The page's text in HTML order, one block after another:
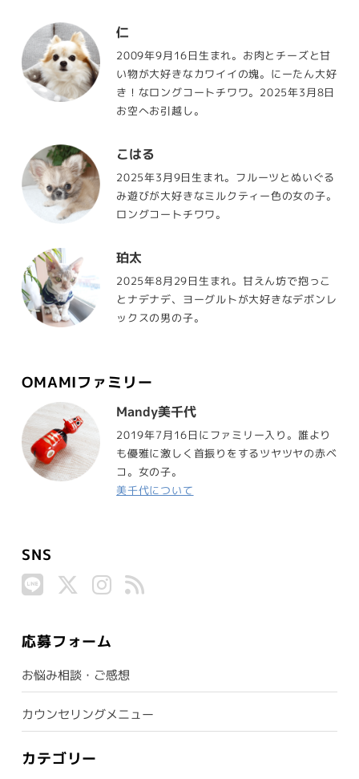
仁
2009年9月16日生まれ。お肉とチーズと甘
い物が大好きなカワイイの塊。にーたん大好
き！なロングコートチワワ。2025年3月8日
お空へお引越し。
こはる
2025年3月9日生まれ。フルーツとぬいぐる
み遊びが大好きなミルクティー色の女の子。
ロングコートチワワ。
珀太
2025年8月29日生まれ。甘えん坊で抱っこ
とナデナデ、ヨーグルトが大好きなデボンレ
ックスの男の子。
OMAMIファミリー
Mandy美千代
2019年7月16日にファミリー入り。誰より
も優雅に激しく首振りをするツヤツヤの赤ベ
コ。女の子。
美千代について
SNS
応募フォーム
お悩み相談・ご感想
カウンセリングメニュー
カテゴリー